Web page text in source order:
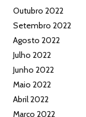
Outubro 2022
Setembro 2022
Agosto 2022
Julho 2022
Junho 2022
Maio 2022
Abril 2022
Março 2022